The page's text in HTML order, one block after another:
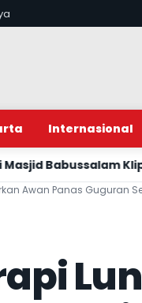
Internasional
Klipuh Gulurejo
Awan Panas Guguran